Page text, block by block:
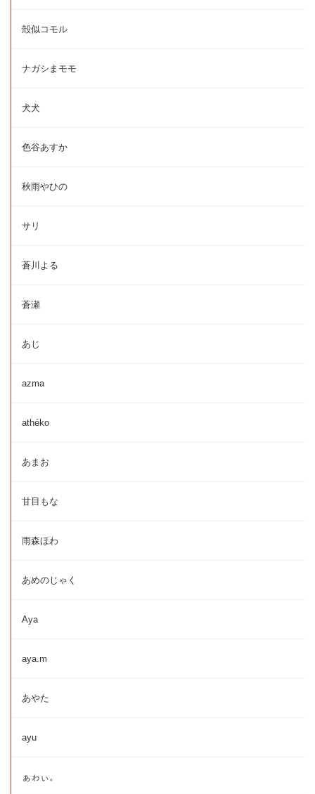
殻似コモル
ナガシまモモ
犬犬
色谷あすか
秋雨やひの
サリ
蒼川よる
蒼瀬
あじ
azma
athéko
あまお
甘目もな
雨森ほわ
あめのじゃく
Aya
aya.m
あやた
ayu
ぁゎぃ。